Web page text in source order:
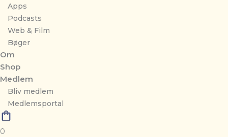
Apps
Podcasts
Web & Film
Bøger
Om
Shop
Medlem
Bliv medlem
Medlemsportal
0